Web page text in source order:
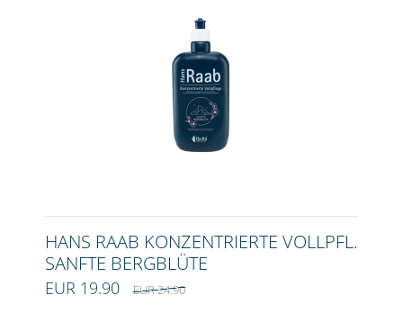
HANS RAAB KONZENTRIERTE VOLLPFL.
SANFTE BERGBLÜTE
EUR 19.90EUR 24.90